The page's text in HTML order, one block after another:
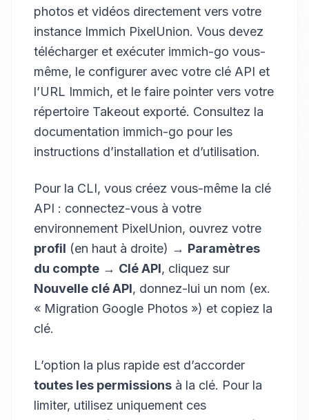
photos et vidéos directement vers votre
instance Immich PixelUnion. Vous devez
télécharger et exécuter immich-go vous-
même, le configurer avec votre clé API et
l’URL Immich, et le faire pointer vers votre
répertoire Takeout exporté. Consultez la
documentation immich-go pour les
instructions d’installation et d’utilisation.
Pour la CLI, vous créez vous-même la clé
API : connectez-vous à votre
environnement PixelUnion, ouvrez votre
profil (en haut à droite) → Paramètres
du compte → Clé API, cliquez sur
Nouvelle clé API, donnez-lui un nom (ex.
« Migration Google Photos ») et copiez la
clé.
L’option la plus rapide est d’accorder
toutes les permissions à la clé. Pour la
limiter, utilisez uniquement ces